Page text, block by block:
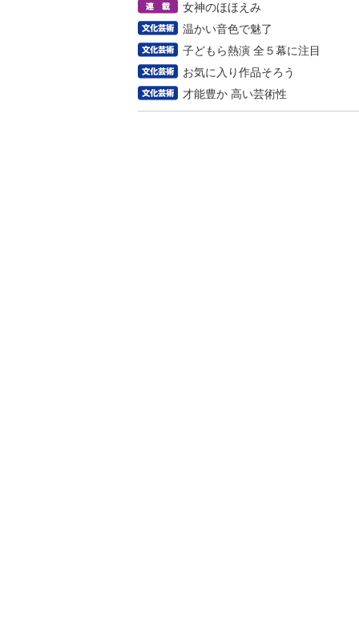
女神のほほえみ
温かい音色で魅了
子どもら熱演 全５幕に注目
お気に入り作品そろう
才能豊か 高い芸術性